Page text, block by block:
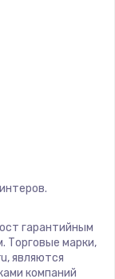
гарантийным
Торговые марки,
являются
компаний